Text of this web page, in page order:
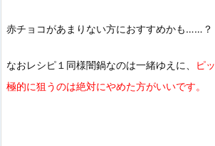
赤チョコがあまりない方におすすめかも……？
なおレシピ１同様闇鍋なのは一緒ゆえに、
ピ
極的に狙うのは絶対にやめた方がいいです。